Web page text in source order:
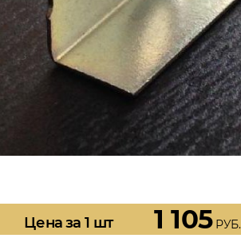
Цена за 1 шт 1 105РУБ.